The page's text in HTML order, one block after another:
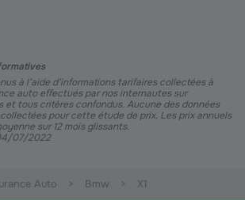
à l’aide d’informations tarifaires collectées à
auto effectués par nos internautes sur
et tous critères confondus. Aucune des données
pour cette étude de prix. Les prix annuels
sur 12 mois glissants.
07/2022
Auto Bmw X1